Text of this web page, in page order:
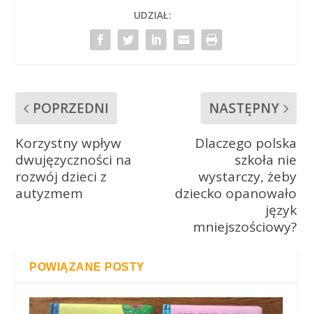
UDZIAŁ:
POPRZEDNI
Korzystny wpływ
dwujęzyczności na
rozwój dzieci z
autyzmem
NASTĘPNY
Dlaczego polska
szkoła nie
wystarczy, żeby
dziecko opanowało
język
mniejszościowy?
POWIĄZANE POSTY